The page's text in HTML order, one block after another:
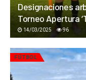
Designaciones
Torneo Apertura
14/03/2025 96
FÚTBOL